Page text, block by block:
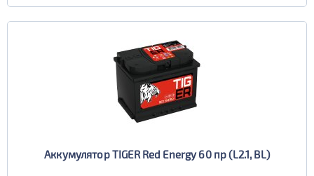
Аккумулятор TIGER Red Energy 60 пр (L2.1, BL)